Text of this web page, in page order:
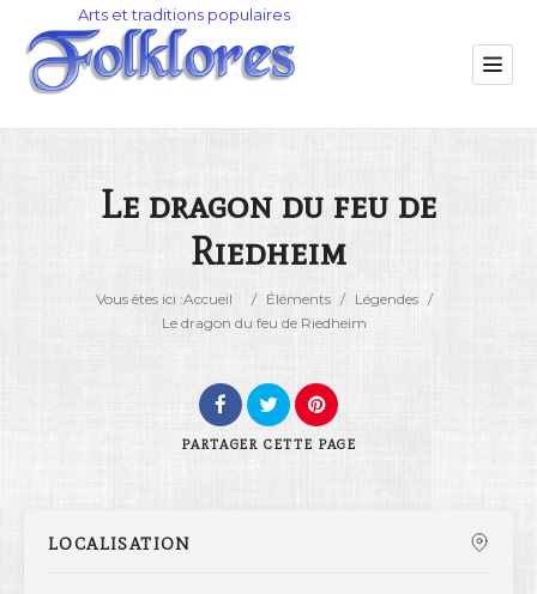
Le dragon du feu de
Riedheim
Vous êtes ici :Accueil / Éléments / Légendes /
Le dragon du feu de Riedheim
PARTAGER CETTE PAGE
LOCALISATION